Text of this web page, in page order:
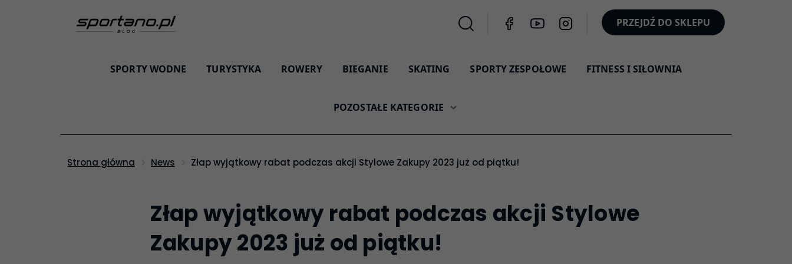
PRZEJDŹ DO SKLEPU
SPORTY WODNE TURYSTYKA ROWERY BIEGANIE SKATING SPORTY ZESPOŁOWE FITNESS I SIŁOWNIA
POZOSTAŁE KATEGORIE
Strona główna News Złap wyjątkowy rabat podczas akcji Stylowe Zakupy 2023 już od piątku!
Złap wyjątkowy rabat podczas akcji Stylowe
Zakupy 2023 już od piątku!